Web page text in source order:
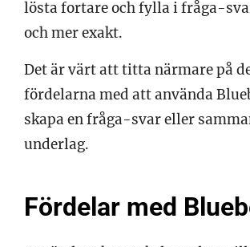
lösta fortare och fylla i fråga-
och mer exakt.
Det är värt att titta närmare på
fördelarna med att använda
skapa en fråga-svar eller
underlag.
Fördelar med